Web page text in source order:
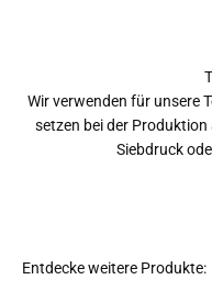
Wir verwenden für unsere
setzen bei der
Siebdruck